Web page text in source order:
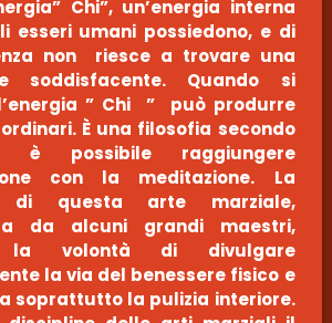
Chi”, un’energia interna
esseri umani possiedono, e di
non riesce a trovare una
soddisfacente. Quando si
” Chi ” può produrre
È una filosofia secondo
è possibile raggiungere
con la meditazione. La
di questa arte marziale,
da alcuni grandi maestri,
la volontà di divulgare
la via del benessere fisico e
soprattutto la pulizia interiore.